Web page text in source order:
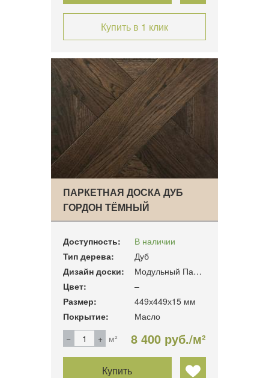
Купить в 1 клик
ПАРКЕТНАЯ ДОСКА ДУБ
ГОРДОН ТЁМНЫЙ
Доступность:
В наличии
Тип дерева:
Дуб
Дизайн доски:
Модульный Паркет
Цвет:
–
Размер:
449х449х15 мм
Покрытие:
Масло
м²
8 400 руб./м²
Купить